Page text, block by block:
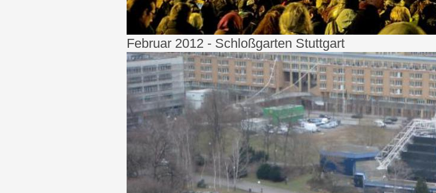
Februar 2012 - Schloßgarten Stuttgart